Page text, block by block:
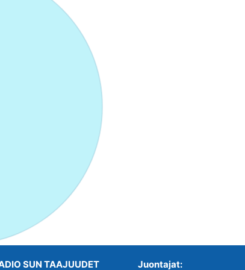
SUN TAAJUUDET Juontajat: